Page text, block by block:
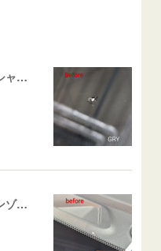
飛び石ひび割れ 施工例「パーシャル系・衝撃点範囲ハマカケ」エスティマ
飛び石ひび割れ 施工例「キケンゾーン範囲・ストレートブレイク」フェアレディＺ